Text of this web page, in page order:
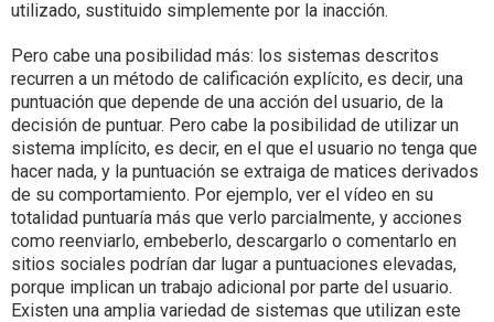
utilizado, sustituido simplemente por la inacción.
Pero cabe una posibilidad más: los sistemas descritos
recurren a un método de calificación explícito, es decir, una
puntuación que depende de una acción del usuario, de la
decisión de puntuar. Pero cabe la posibilidad de utilizar un
sistema implícito, es decir, en el que el usuario no tenga que
hacer nada, y la puntuación se extraiga de matices derivados
de su comportamiento. Por ejemplo, ver el vídeo en su
totalidad puntuaría más que verlo parcialmente, y acciones
como reenviarlo, embeberlo, descargarlo o comentarlo en
sitios sociales podrían dar lugar a puntuaciones elevadas,
porque implican un trabajo adicional por parte del usuario.
Existen una amplia variedad de sistemas que utilizan este